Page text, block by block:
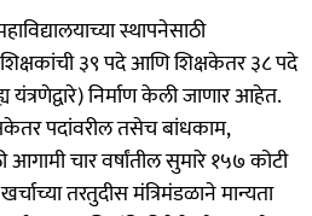
स्थापनेसाठी
शिक्षकांची ३९ पदे आणि शिक्षकेतर ३८ पदे
यंत्रणेद्वारे) निर्माण केली जाणार आहेत.
पदांवरील तसेच बांधकाम,
आगामी चार वर्षांतील सुमारे १५७ कोटी
तरतुदीस मंत्रिमंडळाने मान्यता